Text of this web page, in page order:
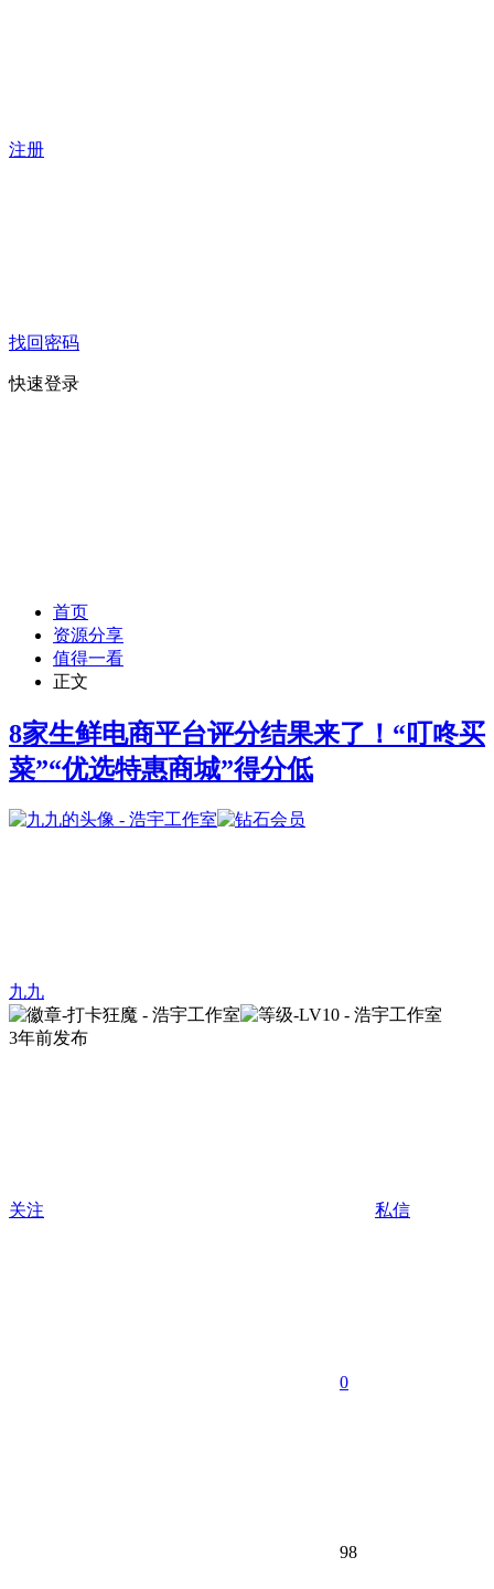
注册
找回密码
快速登录
首页
资源分享
值得一看
正文
8家生鲜电商平台评分结果来了！“叮咚买
菜”“优选特惠商城”得分低
九九
3年前发布
关注 私信
0
98